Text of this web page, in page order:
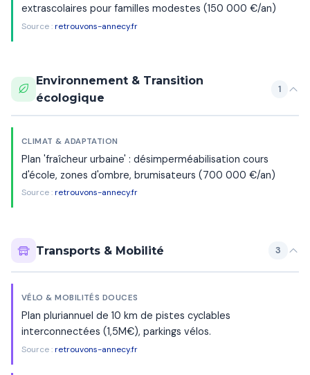
extrascolaires pour familles modestes (150 000 €/an)
Source :retrouvons-annecy.fr
Environnement & Transition
écologique
1
CLIMAT & ADAPTATION
Plan 'fraîcheur urbaine' : désimperméabilisation cours
d'école, zones d'ombre, brumisateurs (700 000 €/an)
Source :retrouvons-annecy.fr
Transports & Mobilité 3
VÉLO & MOBILITÉS DOUCES
Plan pluriannuel de 10 km de pistes cyclables
interconnectées (1,5M€), parkings vélos.
Source :retrouvons-annecy.fr